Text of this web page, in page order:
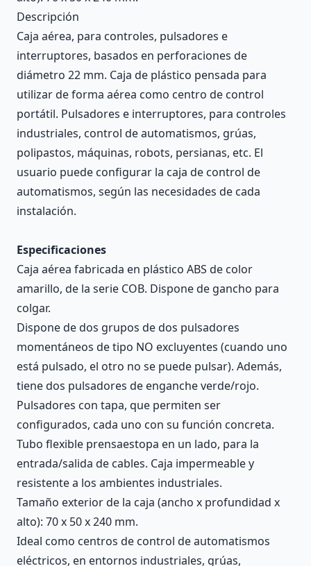
Descripción
Caja aérea, para controles, pulsadores e
interruptores, basados en perforaciones de
diámetro 22 mm. Caja de plástico pensada para
utilizar de forma aérea como centro de control
portátil. Pulsadores e interruptores, para controles
industriales, control de automatismos, grúas,
polipastos, máquinas, robots, persianas, etc. El
usuario puede configurar la caja de control de
automatismos, según las necesidades de cada
instalación.
Especificaciones
Caja aérea fabricada en plástico ABS de color
amarillo, de la serie COB. Dispone de gancho para
colgar.
Dispone de dos grupos de dos pulsadores
momentáneos de tipo NO excluyentes (cuando uno
está pulsado, el otro no se puede pulsar). Además,
tiene dos pulsadores de enganche verde/rojo.
Pulsadores con tapa, que permiten ser
configurados, cada uno con su función concreta.
Tubo flexible prensaestopa en un lado, para la
entrada/salida de cables. Caja impermeable y
resistente a los ambientes industriales.
Tamaño exterior de la caja (ancho x profundidad x
alto): 70 x 50 x 240 mm.
Ideal como centros de control de automatismos
eléctricos, en entornos industriales, grúas,